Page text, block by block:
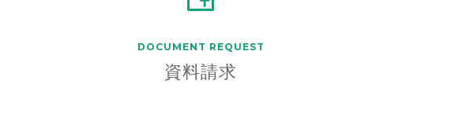
DOCUMENT REQUEST
資料請求